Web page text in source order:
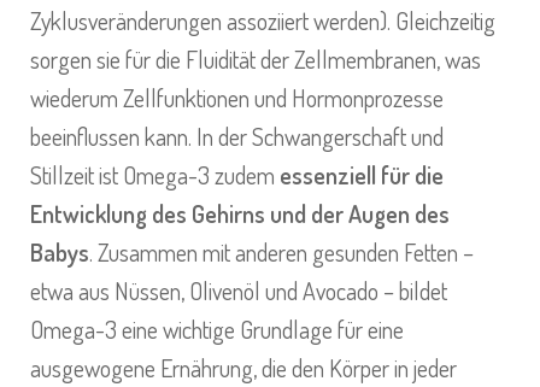
Zyklusveränderungen assoziiert werden). Gleichzeitig
sorgen sie für die Fluidität der Zellmembranen, was
wiederum Zellfunktionen und Hormonprozesse
beeinflussen kann. In derSchwangerschaft und
Stillzeitist Omega-3 zudem essenziell für die
Entwicklung des Gehirns und der Augen des
Babys. Zusammen mit anderen gesunden Fetten –
etwa aus Nüssen, Olivenöl und Avocado – bildet
Omega-3 eine wichtige Grundlage für eine
ausgewogene Ernährung, die den Körper in jeder